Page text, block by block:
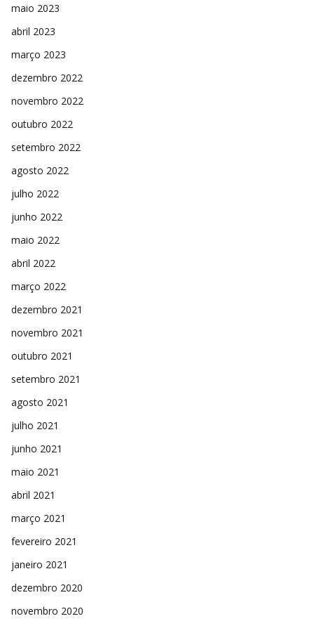
maio 2023
abril 2023
março 2023
dezembro 2022
novembro 2022
outubro 2022
setembro 2022
agosto 2022
julho 2022
junho 2022
maio 2022
abril 2022
março 2022
dezembro 2021
novembro 2021
outubro 2021
setembro 2021
agosto 2021
julho 2021
junho 2021
maio 2021
abril 2021
março 2021
fevereiro 2021
janeiro 2021
dezembro 2020
novembro 2020